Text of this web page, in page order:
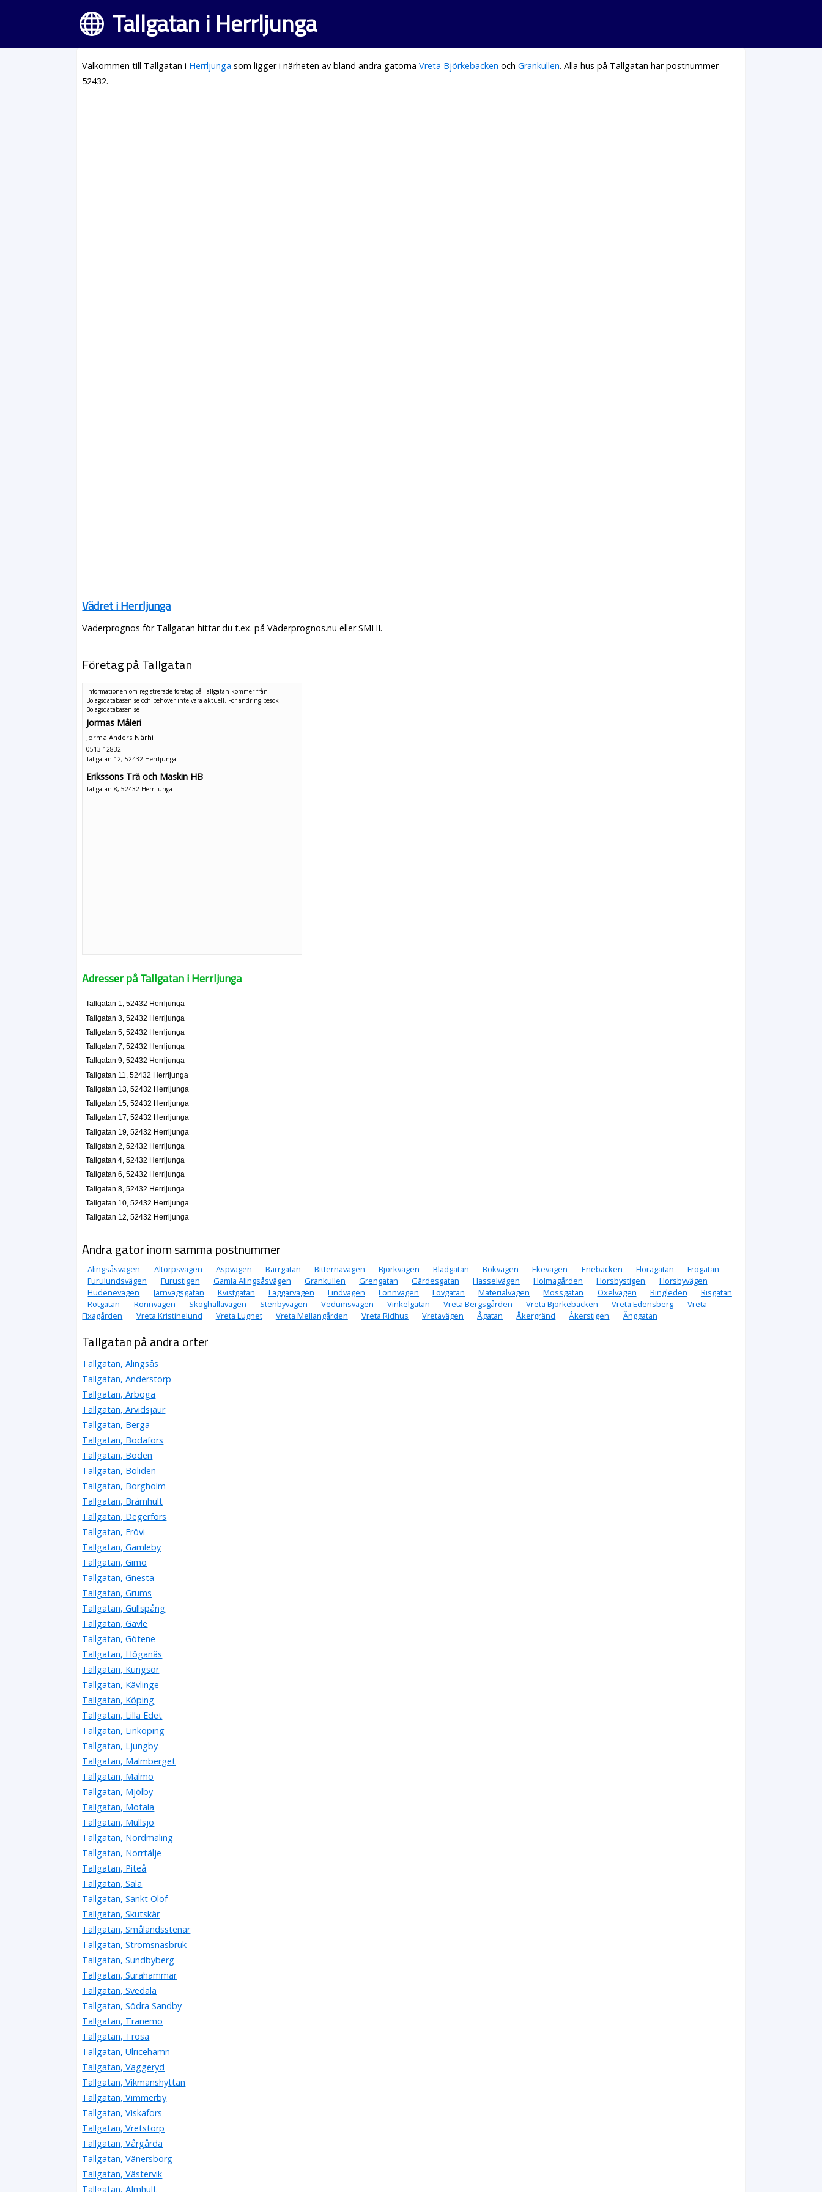
Tallgatan i Herrljunga
Välkommen till Tallgatan i Herrljunga som ligger i närheten av bland andra gatornaVreta Björkebacken ochGrankullen. Alla hus på Tallgatan har postnummer
52432.
Vädret i Herrljunga
Väderprognos för Tallgatan hittar du t.ex. på Väderprognos.nu eller SMHI.
Företag på Tallgatan
Informationen om registrerade företag på Tallgatan kommer från
Bolagsdatabasen.se och behöver inte vara aktuell. För ändring besök
Bolagsdatabasen.se
Jormas Måleri
Jorma Anders Närhi
0513-12832
Tallgatan 12, 52432 Herrljunga
Erikssons Trä och Maskin HB
Tallgatan 8, 52432 Herrljunga
Adresser på Tallgatan i Herrljunga
Tallgatan 1, 52432 Herrljunga
Tallgatan 3, 52432 Herrljunga
Tallgatan 5, 52432 Herrljunga
Tallgatan 7, 52432 Herrljunga
Tallgatan 9, 52432 Herrljunga
Tallgatan 11, 52432 Herrljunga
Tallgatan 13, 52432 Herrljunga
Tallgatan 15, 52432 Herrljunga
Tallgatan 17, 52432 Herrljunga
Tallgatan 19, 52432 Herrljunga
Tallgatan 2, 52432 Herrljunga
Tallgatan 4, 52432 Herrljunga
Tallgatan 6, 52432 Herrljunga
Tallgatan 8, 52432 Herrljunga
Tallgatan 10, 52432 Herrljunga
Tallgatan 12, 52432 Herrljunga
Andra gator inom samma postnummer
Alingsåsvägen Altorpsvägen Aspvägen Barrgatan Bitternavägen Björkvägen Bladgatan Bokvägen Ekevägen Enebacken Floragatan
Frögatan
Furulundsvägen
Furustigen Gamla Alingsåsvägen Grankullen Grengatan Gärdesgatan Hasselvägen Holmagården Horsbystigen
Horsbyvägen
Hudenevägen
Järnvägsgatan Kvistgatan Laggarvägen Lindvägen Lönnvägen Lövgatan Materialvägen Mossgatan Oxelvägen Ringleden
Risgatan
Rotgatan
Rönnvägen Skoghällavägen Stenbyvägen Vedumsvägen Vinkelgatan Vreta Bergsgården Vreta Björkebacken Vreta Edensberg
Vreta
Fixagården
Vreta Kristinelund Vreta Lugnet Vreta Mellangården Vreta Ridhus Vretavägen Ågatan Åkergränd Åkerstigen Änggatan
Tallgatan på andra orter
Tallgatan, Alingsås
Tallgatan, Anderstorp
Tallgatan, Arboga
Tallgatan, Arvidsjaur
Tallgatan, Berga
Tallgatan, Bodafors
Tallgatan, Boden
Tallgatan, Boliden
Tallgatan, Borgholm
Tallgatan, Brämhult
Tallgatan, Degerfors
Tallgatan, Frövi
Tallgatan, Gamleby
Tallgatan, Gimo
Tallgatan, Gnesta
Tallgatan, Grums
Tallgatan, Gullspång
Tallgatan, Gävle
Tallgatan, Götene
Tallgatan, Höganäs
Tallgatan, Kungsör
Tallgatan, Kävlinge
Tallgatan, Köping
Tallgatan, Lilla Edet
Tallgatan, Linköping
Tallgatan, Ljungby
Tallgatan, Malmberget
Tallgatan, Malmö
Tallgatan, Mjölby
Tallgatan, Motala
Tallgatan, Mullsjö
Tallgatan, Nordmaling
Tallgatan, Norrtälje
Tallgatan, Piteå
Tallgatan, Sala
Tallgatan, Sankt Olof
Tallgatan, Skutskär
Tallgatan, Smålandsstenar
Tallgatan, Strömsnäsbruk
Tallgatan, Sundbyberg
Tallgatan, Surahammar
Tallgatan, Svedala
Tallgatan, Södra Sandby
Tallgatan, Tranemo
Tallgatan, Trosa
Tallgatan, Ulricehamn
Tallgatan, Vaggeryd
Tallgatan, Vikmanshyttan
Tallgatan, Vimmerby
Tallgatan, Viskafors
Tallgatan, Vretstorp
Tallgatan, Vårgårda
Tallgatan, Vänersborg
Tallgatan, Västervik
Tallgatan, Älmhult